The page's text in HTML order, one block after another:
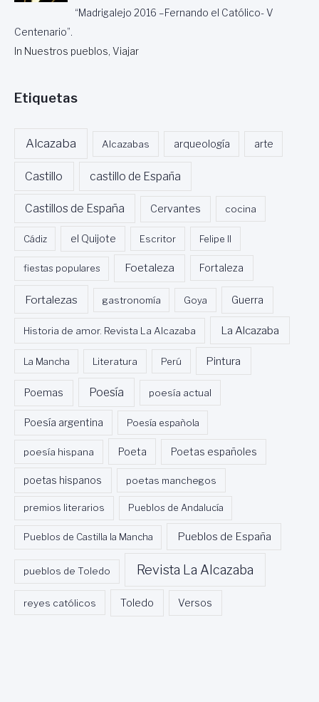
“Madrigalejo 2016 –Fernando el Católico- V
Centenario”.
In Nuestros pueblos, Viajar
Etiquetas
Alcazaba Alcazabas arqueología arte
Castillo castillo de España
Castillos de España Cervantes cocina
Cádiz el Quijote Escritor Felipe II
fiestas populares Foetaleza Fortaleza
Fortalezas gastronomía Goya Guerra
Historia de amor. Revista La Alcazaba La Alcazaba
La Mancha Literatura Perú Pintura
Poemas Poesía poesía actual
Poesía argentina Poesía española
poesía hispana Poeta Poetas españoles
poetas hispanos poetas manchegos
premios literarios Pueblos de Andalucía
Pueblos de Castilla la Mancha Pueblos de España
pueblos de Toledo Revista La Alcazaba
reyes católicos Toledo Versos